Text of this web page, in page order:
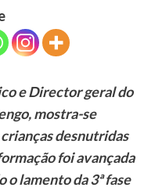
e Director geral do
mostra-se
desnutridas
foi avançada
o lamento da 3ª fase